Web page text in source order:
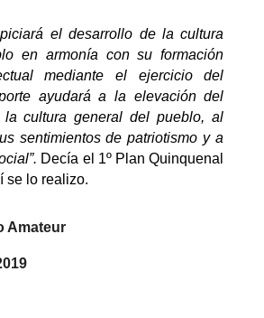
el desarrollo de la cultura
en armonía con su formación
mediante el ejercicio del
ayudará a la elevación del
cultura general del pueblo, al
sentimientos de patriotismo y a
Decía el 1º Plan Quinquenal
se lo realizo.
Amateur